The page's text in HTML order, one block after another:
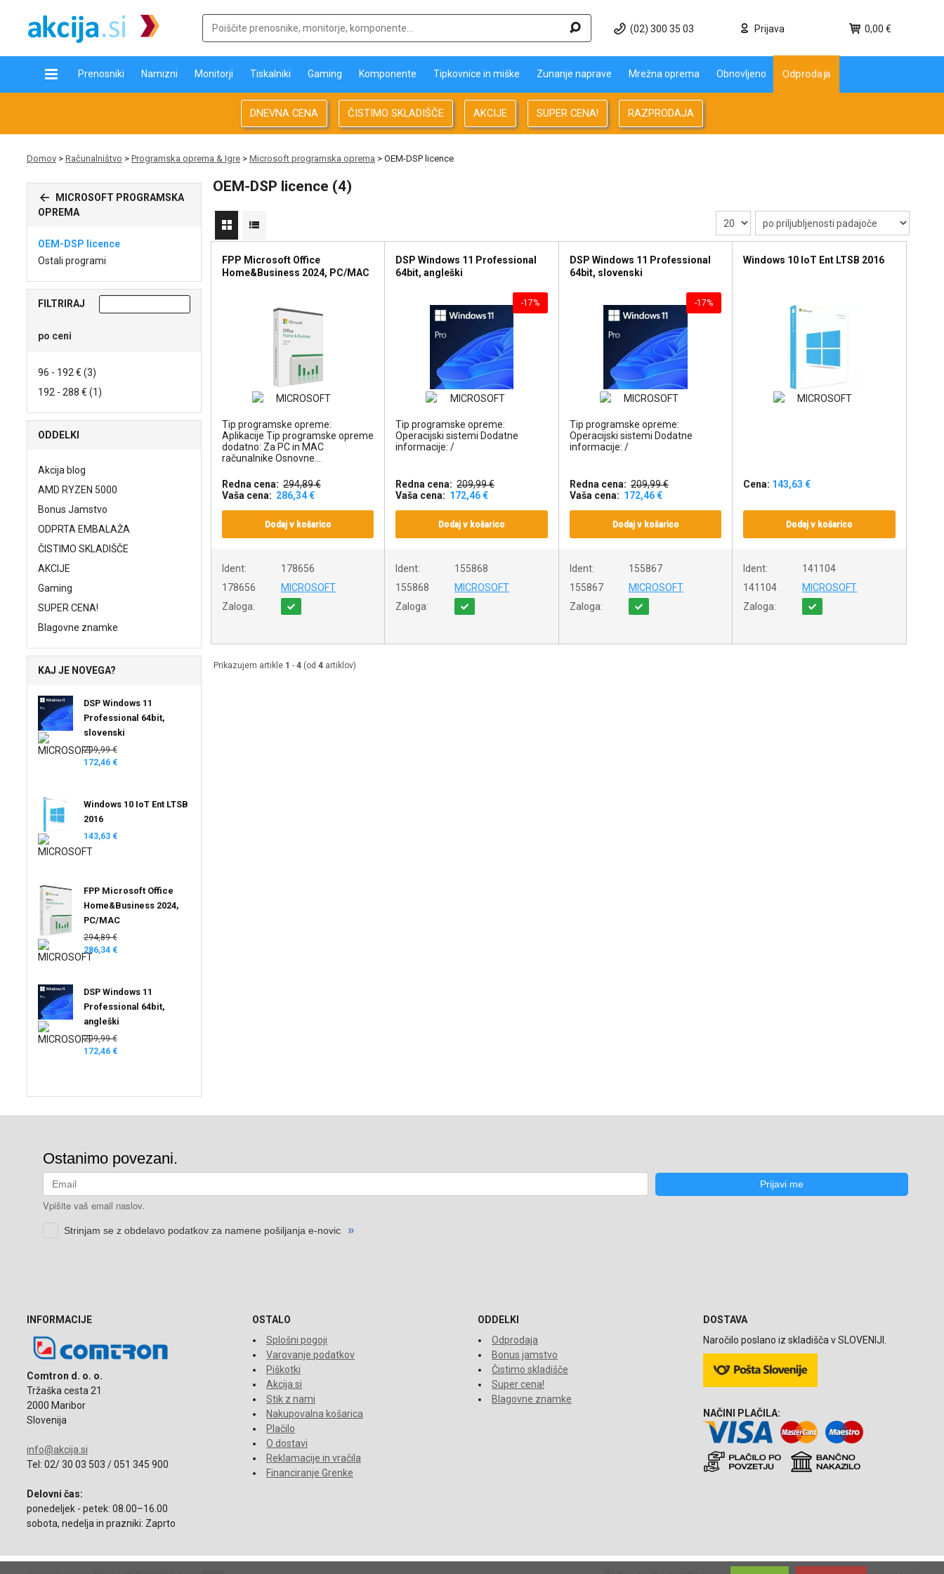
(02) 300 35 03 Prijava 0,00 €
Prenosniki Namizni Monitorji Tiskalniki Gaming Komponente Tipkovnice in miške Zunanje naprave Mrežna oprema Obnovljeno Odprodaja
DNEVNA CENA ČISTIMO SKLADIŠČE AKCIJE SUPER CENA! RAZPRODAJA
Domov > Računalništvo > Programska oprema & Igre > Microsoft programska oprema > OEM-DSP licence
MICROSOFT PROGRAMSKA
OPREMA
OEM-DSP licence
Ostali programi
FILTRIRAJ
po ceni
96 - 192 € (3)
192 - 288 € (1)
ODDELKI
Akcija blog
AMD RYZEN 5000
Bonus Jamstvo
ODPRTA EMBALAŽA
ČISTIMO SKLADIŠČE
AKCIJE
Gaming
SUPER CENA!
Blagovne znamke
KAJ JE NOVEGA?
DSP Windows 11
Professional 64bit,
slovenski
209,99 €
172,46 €
Windows 10 IoT Ent LTSB
2016
143,63 €
FPP Microsoft Office
Home&Business 2024,
PC/MAC
294,89 €
286,34 €
DSP Windows 11
Professional 64bit,
angleški
209,99 €
172,46 €
OEM-DSP licence (4)
FPP Microsoft Office
Home&Business 2024, PC/MAC
Tip programske opreme:
Aplikacije Tip programske opreme
dodatno: Za PC in MAC
računalnike Osnovne...
Redna cena: 294,89 €
Vaša cena: 286,34 €
Dodaj v košarico
Ident:
178656
178656
MICROSOFT
Zaloga:
DSP Windows 11 Professional
64bit, angleški
Tip programske opreme:
Operacijski sistemi Dodatne
informacije: /
-17%
Redna cena: 209,99 €
Vaša cena: 172,46 €
Dodaj v košarico
Ident:
155868
155868
MICROSOFT
Zaloga:
DSP Windows 11 Professional
64bit, slovenski
Tip programske opreme:
Operacijski sistemi Dodatne
informacije: /
-17%
Redna cena: 209,99 €
Vaša cena: 172,46 €
Dodaj v košarico
Ident:
155867
155867
MICROSOFT
Zaloga:
Windows 10 IoT Ent LTSB 2016
Cena: 143,63 €
Dodaj v košarico
Ident:
141104
141104
MICROSOFT
Zaloga:
Prikazujem artikle 1 - 4(od 4artiklov)
INFORMACIJE
Comtron d. o. o.
Tržaška cesta 21
2000 Maribor
Slovenija
info@akcija.si
Tel: 02/ 30 03 503 / 051 345 900
Delovni čas:
ponedeljek - petek: 08.00–16.00
sobota, nedelja in prazniki: Zaprto
OSTALO
Splošni pogoji
Varovanje podatkov
Piškotki
Akcija.si
Stik z nami
Nakupovalna košarica
Plačilo
O dostavi
Reklamacije in vračila
Financiranje Grenke
ODDELKI
Odprodaja
Bonus jamstvo
Čistimo skladišče
Super cena!
Blagovne znamke
DOSTAVA
Naročilo poslano iz skladišča v SLOVENIJI.
NAČINI PLAČILA: